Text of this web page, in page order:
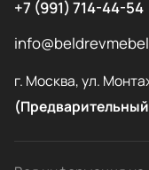
+7 (991) 714-44-54
г. Москва, ул.